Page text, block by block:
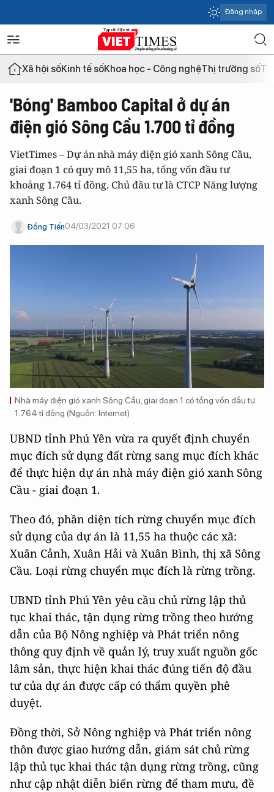
Đăng nhập
Xã hội sốKinh tế sốKhoa học - Công nghệThị trường số
'Bóng' Bamboo Capital ở dự án
điện gió Sông Cầu 1.700 tỉ đồng
VietTimes – Dự án nhà máy điện gió xanh Sông Cầu,
giai đoạn 1 có quy mô 11,55 ha, tổng vốn đầu tư
khoảng 1.764 tỉ đồng. Chủ đầu tư là CTCP Năng lượng
xanh Sông Cầu.
Đồng Tiến04/03/2021 07:06
Nhà máy điện gió xanh Sông Cầu, giai đoạn 1 có tổng vốn đầu tư
1.764 tỉ đồng (Nguồn: Internet)
UBND tỉnh Phú Yên vừa ra quyết định chuyển
mục đích sử dụng đất rừng sang mục đích khác
để thực hiện dự án nhà máy điện gió xanh Sông
Cầu - giai đoạn 1.
Theo đó, phần diện tích rừng chuyển mục đích
sử dụng của dự án là 11,55 ha thuộc các xã:
Xuân Cảnh, Xuân Hải và Xuân Bình, thị xã Sông
Cầu. Loại rừng chuyển mục đích là rừng trồng.
UBND tỉnh Phú Yên yêu cầu chủ rừng lập thủ
tục khai thác, tận dụng rừng trồng theo hướng
dẫn của Bộ Nông nghiệp và Phát triển nông
thông quy định về quản lý, truy xuất nguồn gốc
lâm sản, thực hiện khai thác đúng tiến độ đầu
tư của dự án được cấp có thẩm quyền phê
duyệt.
Đồng thời, Sở Nông nghiệp và Phát triển nông
thôn được giao hướng dẫn, giám sát chủ rừng
lập thủ tục khai thác tận dụng rừng trồng, cũng
như cập nhật diễn biến rừng để tham mưu, đề